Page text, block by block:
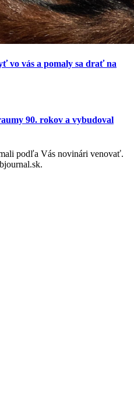
vo vás a pomaly sa drať na
90. rokov a vybudoval
podľa Vás novinári venovať.